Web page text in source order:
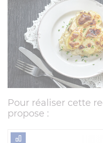
Pour réaliser cette
propose :